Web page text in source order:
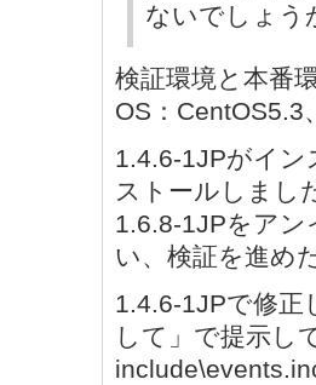
ないでしょう
検証環境と本番
OS：CentOS5.3
1.4.6-1JPがイン
ストールしまし
1.6.8-1JPをアン
い、検証を進め
1.4.6-1JPで修正
して」で提示し